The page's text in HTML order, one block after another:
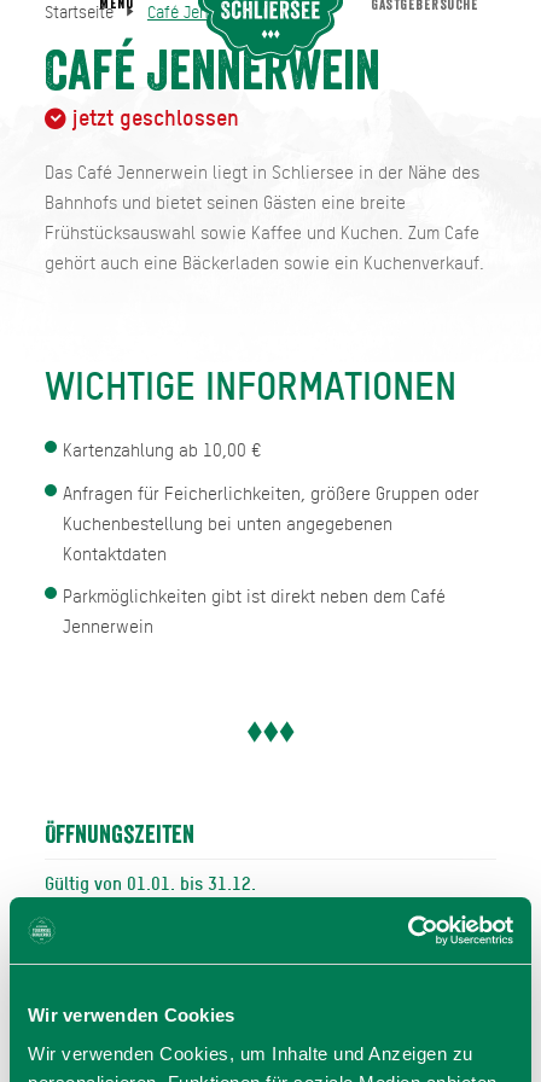
Wir verwenden Cookies
Wir verwenden Cookies, um Inhalte und Anzeigen zu
Startseite Café Jennerwein
Café Jennerwein
jetzt geschlossen
Das Café Jennerwein liegt in Schliersee in der Nähe des
Bahnhofs und bietet seinen Gästen eine breite
Frühstücksauswahl sowie Kaffee und Kuchen. Zum Cafe
gehört auch eine Bäckerladen sowie ein Kuchenverkauf.
WICHTIGE INFORMATIONEN
Kartenzahlung ab 10,00 €
Anfragen für Feicherlichkeiten, größere Gruppen oder
Kuchenbestellung bei unten angegebenen
Kontaktdaten
Parkmöglichkeiten gibt ist direkt neben dem Café
Jennerwein
Öffnungszeiten
Gültig von 01.01. bis 31.12.
Mo
Fr
09:00 - 17:00 Uhr
Sa
09:00 - 17:00 Uhr
Startseite Café Jennerwein
MENU GASTGEBERSUCHE